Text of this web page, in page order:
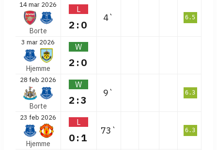
14 mar 2026
Borte
L
2:0
4` 6.5
3 mar 2026
Hjemme
W
2:0
28 feb 2026
Borte
W
2:3
9` 6.3
23 feb 2026
Hjemme
L
0:1
73` 6.3